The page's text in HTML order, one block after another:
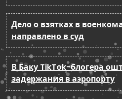
Дело о взятках в
направлено в суд
В Баку TikTok-блогера
задержания в аэропорту